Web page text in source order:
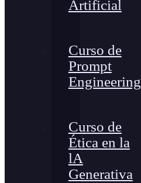
Artificial
Curso de
Prompt
Engineering
Curso de
Ética en la
lA
Generativa